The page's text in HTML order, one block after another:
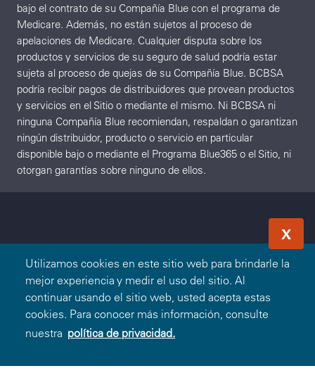
Utilizamos cookies en este sitio web para brindarle la
mejor experiencia y medir el uso del sitio. Al
continuar usando el sitio web, usted acepta estas
cookies. Para conocer más información, consulte
nuestra política de privacidad.
X
Canjear Oferta
Ingresar O
bajo el contrato de su Compañía Blue con el programa de
Medicare. Además, no están sujetos al proceso de
apelaciones de Medicare. Cualquier disputa sobre los
productos y servicios de su seguro de salud podría estar
sujeta al proceso de quejas de su Compañía Blue. BCBSA
podría recibir pagos de distribuidores que provean productos
y servicios en el Sitio o mediante el mismo. Ni BCBSA ni
ninguna Compañía Blue recomiendan, respaldan o garantizan
ningún distribuidor, producto o servicio en particular
disponible bajo o mediante el Programa Blue365 o el Sitio, ni
otorgan garantías sobre ninguno de ellos.